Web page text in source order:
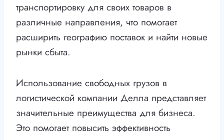
транспортировку для своих товаров в
различные направления, что помогает
расширить географию поставок и найти новые
рынки сбыта.
Использование свободных грузов в
логистической компании Делла представляет
значительные преимущества для бизнеса.
Это помогает повысить эффективность